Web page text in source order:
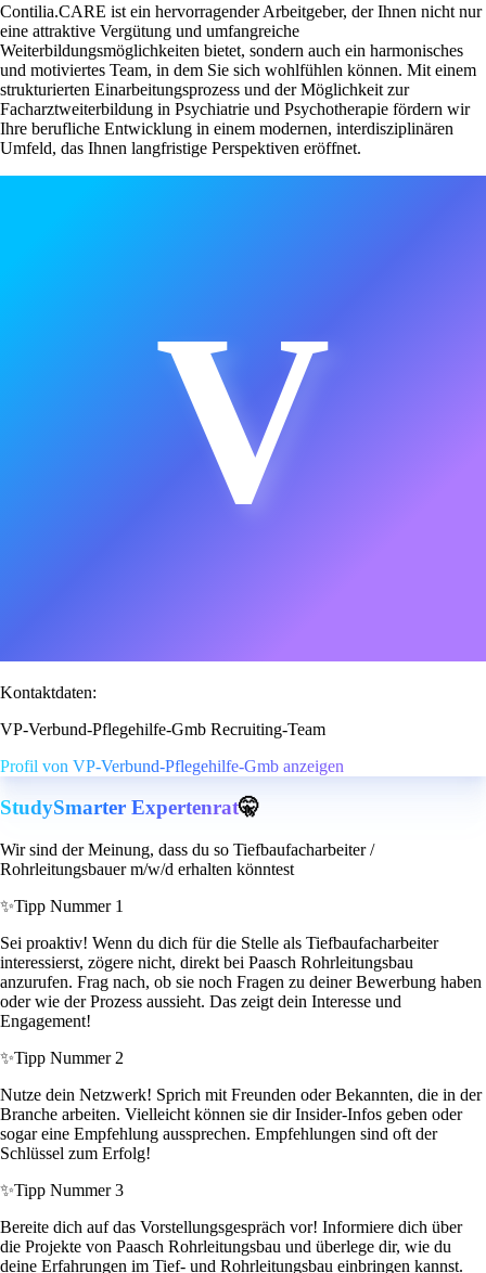
Contilia.CARE ist ein hervorragender Arbeitgeber, der Ihnen nicht nur
eine attraktive Vergütung und umfangreiche
Weiterbildungsmöglichkeiten bietet, sondern auch ein harmonisches
und motiviertes Team, in dem Sie sich wohlfühlen können. Mit einem
strukturierten Einarbeitungsprozess und der Möglichkeit zur
Facharztweiterbildung in Psychiatrie und Psychotherapie fördern wir
Ihre berufliche Entwicklung in einem modernen, interdisziplinären
Umfeld, das Ihnen langfristige Perspektiven eröffnet.
V
Kontaktdaten:
VP-Verbund-Pflegehilfe-Gmb Recruiting-Team
Profil von VP-Verbund-Pflegehilfe-Gmb anzeigen
StudySmarter Expertenrat🤫
Wir sind der Meinung, dass du so Tiefbaufacharbeiter /
Rohrleitungsbauer m/w/d erhalten könntest
✨Tipp Nummer 1
Sei proaktiv! Wenn du dich für die Stelle als Tiefbaufacharbeiter
interessierst, zögere nicht, direkt bei Paasch Rohrleitungsbau
anzurufen. Frag nach, ob sie noch Fragen zu deiner Bewerbung haben
oder wie der Prozess aussieht. Das zeigt dein Interesse und
Engagement!
✨Tipp Nummer 2
Nutze dein Netzwerk! Sprich mit Freunden oder Bekannten, die in der
Branche arbeiten. Vielleicht können sie dir Insider-Infos geben oder
sogar eine Empfehlung aussprechen. Empfehlungen sind oft der
Schlüssel zum Erfolg!
✨Tipp Nummer 3
Bereite dich auf das Vorstellungsgespräch vor! Informiere dich über
die Projekte von Paasch Rohrleitungsbau und überlege dir, wie du
deine Erfahrungen im Tief- und Rohrleitungsbau einbringen kannst.